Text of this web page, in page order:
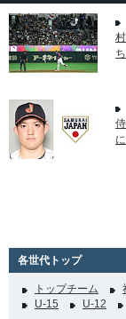
各世代トップ
トップチーム
U-15
U-12